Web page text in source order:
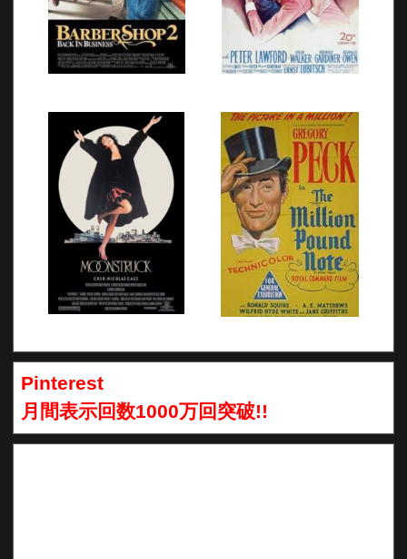
Pinterest
月間表示回数1000万回突破!!